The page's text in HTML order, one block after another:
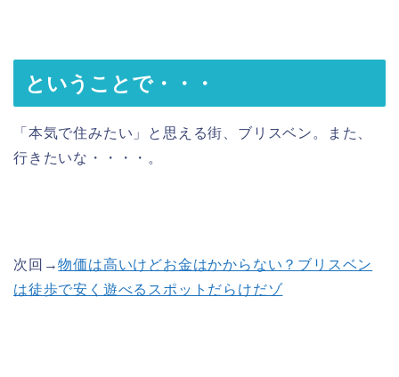
ということで・・・
「本気で住みたい」と思える街、ブリスベン。また、
行きたいな・・・・。
次回→物価は高いけどお金はかからない？ブリスベン
は徒歩で安く遊べるスポットだらけだゾ